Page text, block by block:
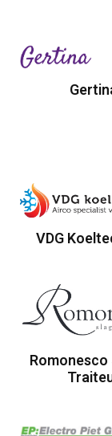
VDG
Romonesco